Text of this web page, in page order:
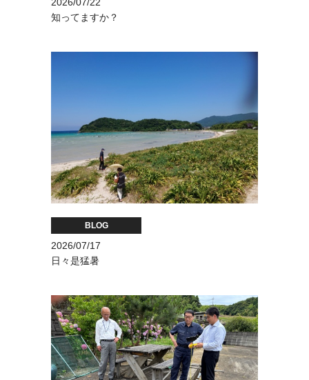
知ってますか？
BLOG
2026/07/17
日々是猛暑